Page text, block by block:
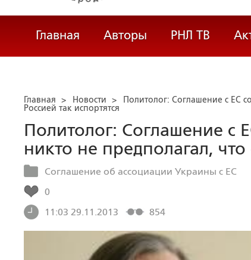
Главная Авторы РНЛ ТВ
Главная > Новости >
Политолог: Соглашение с ЕС
Россией так испортятся
Политолог: Соглашение с
никто не предполагал,
Соглашение об ассоциации Украины с ЕС
0
11:03 29.11.2013
854